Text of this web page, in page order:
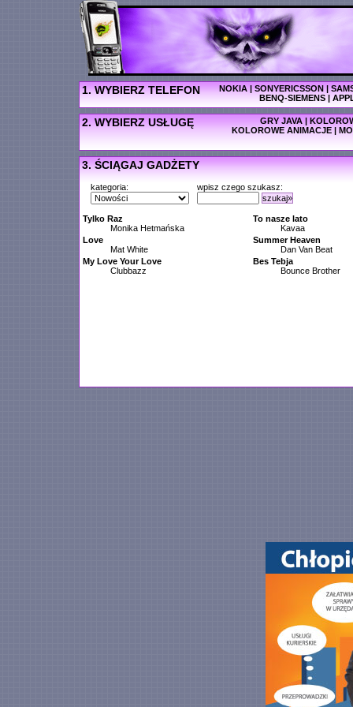
1. WYBIERZ TELEFON NOKIA|SONYERICSSON|
BENQ-SIEMENS|
2. WYBIERZ USŁUGĘ GRY JAVA |
KOLOROWE ANIMACJE |
3. ŚCIĄGAJ GADŻETY
kategoria:
wpisz czego szukasz:
szukaj»
Tylko Raz
Monika Hetmańska
To nasze lato
Kavaa
Love
Mat White
Summer Heaven
Dan Van Beat
My Love Your Love
Clubbazz
Bes Tebja
Bounce Brother